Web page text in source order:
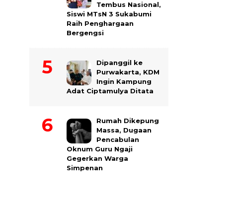
Tembus Nasional,
Siswi MTsN 3 Sukabumi
Raih Penghargaan
Bergengsi
Dipanggil ke
Purwakarta, KDM
Ingin Kampung
Adat Ciptamulya Ditata
Rumah Dikepung
Massa, Dugaan
Pencabulan
Oknum Guru Ngaji
Gegerkan Warga
Simpenan